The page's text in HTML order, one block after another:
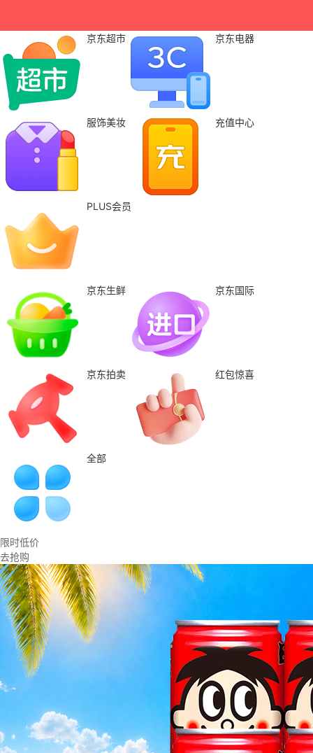
京东超市 京东电器
服饰美妆 充值中心
PLUS会员
京东生鲜 京东国际
京东拍卖 红包惊喜
全部
限时低价
去抢购